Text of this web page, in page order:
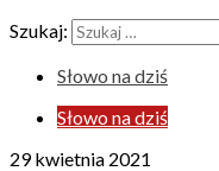
Szukaj:
Słowo na dziś
Słowo na dziś
29 kwietnia 2021